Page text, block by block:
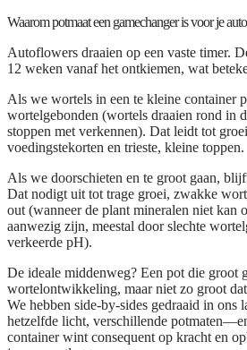
Waarom potmaat een gamechanger is voor je
Autoflowers draaien op een vaste timer.
12 weken vanaf het ontkiemen, wat
Als we wortels in een te kleine container
wortelgebonden (wortels draaien rond in
stoppen met verkennen). Dat leidt tot
voedingstekorten en trieste, kleine toppen.
Als we doorschieten en te groot gaan,
Dat nodigt uit tot trage groei, zwakke
out (wanneer de plant mineralen niet kan
aanwezig zijn, meestal door slechte
verkeerde pH).
De ideale middenweg? Een pot die groot
wortelontwikkeling, maar niet zo groot
We hebben side-by-sides gedraaid in ons
hetzelfde licht, verschillende
container wint consequent op kracht en